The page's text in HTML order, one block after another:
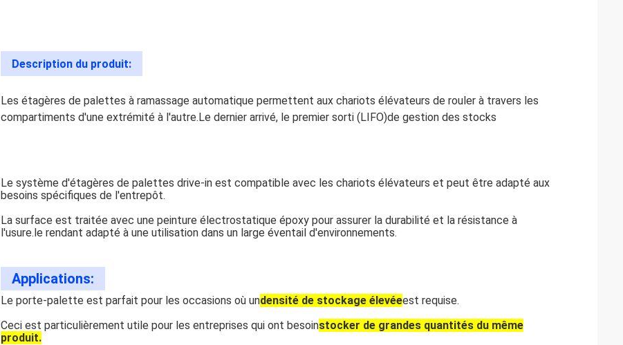
Description du produit:
Les étagères de palettes à ramassage automatique permettent aux chariots élévateurs de rouler à travers les
compartiments d'une extrémité à l'autre.Le dernier arrivé, le premier sorti (LIFO)de gestion des stocks
Le système d'étagères de palettes drive-in est compatible avec les chariots élévateurs et peut être adapté aux
besoins spécifiques de l'entrepôt.
La surface est traitée avec une peinture électrostatique époxy pour assurer la durabilité et la résistance à
l'usure.le rendant adapté à une utilisation dans un large éventail d'environnements.
Applications:
Le porte-palette est parfait pour les occasions où undensité de stockage élevéeest requise.
Ceci est particulièrement utile pour les entreprises qui ont besoinstocker de grandes quantités du même
produit.